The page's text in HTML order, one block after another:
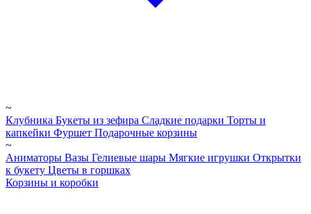
~
Клубника Букеты из зефира Сладкие подарки Торты и
капкейки Фуршет Подарочные корзины
~
Аниматоры Вазы Гелиевые шары Мягкие игрушки Открытки
к букету Цветы в горшках
Корзины и коробки